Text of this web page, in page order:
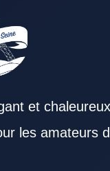
et
les amateurs